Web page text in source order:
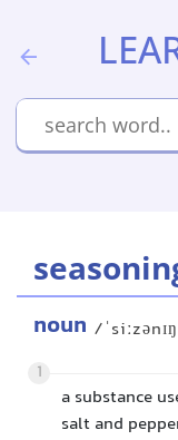
noun /
1
a substance
salt and